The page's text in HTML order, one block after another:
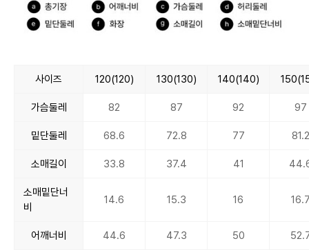
사이즈 120(120) 130(130) 140(140)
가슴둘레 82 87 92 97
밑단둘레 68.6 72.8 77 81.2
소매길이 33.8 37.4 41
소매밑단너
비
14.6 15.3 16
어깨너비 44.6 47.3 50